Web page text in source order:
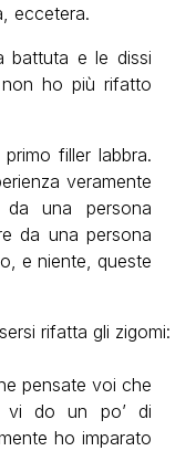
eccetera.
battuta e le dissi
ho più rifatto
filler labbra.
veramente
da una persona
da una persona
e niente, queste
rifatta gli zigomi:
pensate voi che
vi do un po’ di
ho imparato